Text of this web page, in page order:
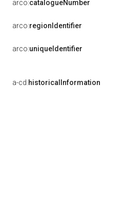
arco:catalogueNumber
arco:regionIdentifier
arco:uniqueIdentifier
a-cd:historicalInformation